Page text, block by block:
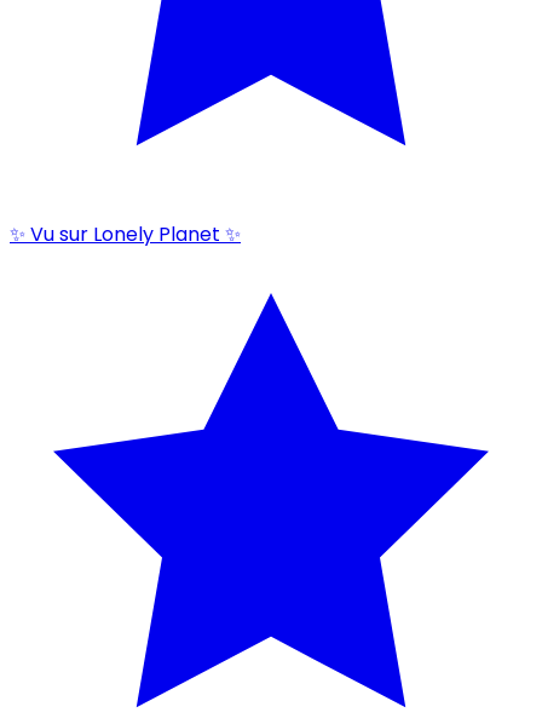
✨ Vu sur Lonely Planet ✨